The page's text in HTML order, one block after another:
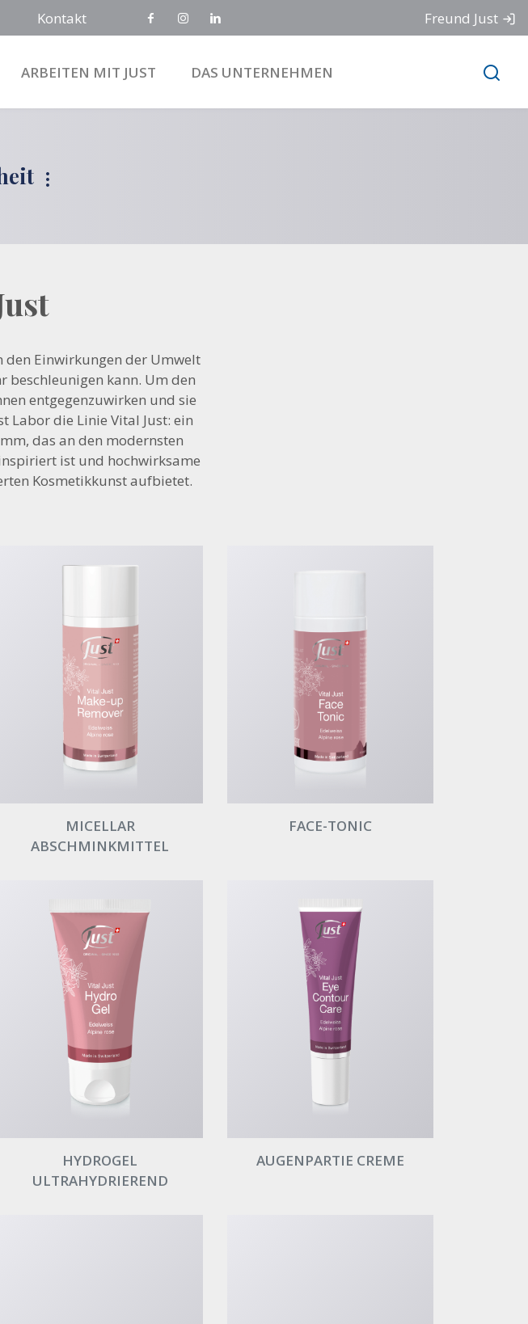
Kontakt Freund Just
ARBEITEN MIT JUST DAS UNTERNEHMEN
den Einwirkungen der Umwelt
beschleunigen kann. Um den
entgegenzuwirken und sie
Labor die Linie Vital Just: ein
das an den modernsten
ist und hochwirksame
Kosmetikkunst aufbietet.
MICELLAR
ABSCHMINKMITTEL
FACE-TONIC
HYDROGEL
ULTRAHYDRIEREND
AUGENPARTIE CREME